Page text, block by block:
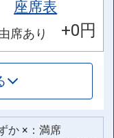
座席表
席あり +0円
か ×：満席